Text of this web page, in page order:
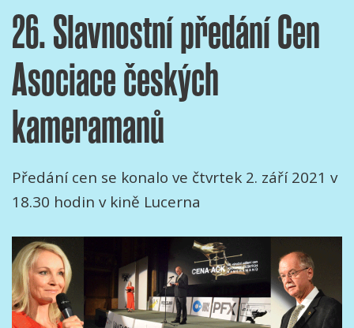
26. Slavnostní předání Cen
Asociace českých
kameramanů
Předání cen se konalo ve čtvrtek 2. září 2021 v
18.30 hodin v kině Lucerna